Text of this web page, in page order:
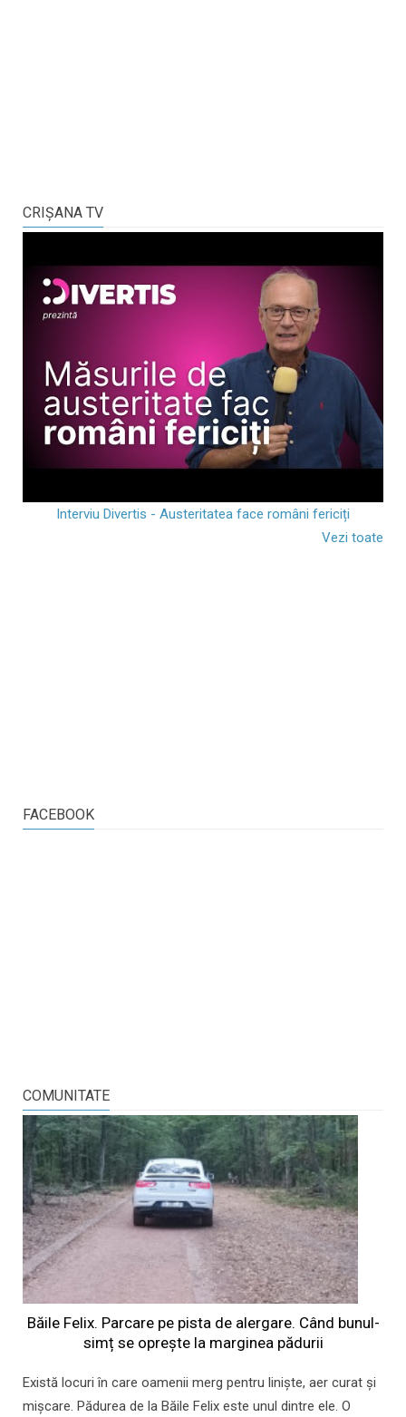
CRIŞANA TV
Interviu Divertis - Austeritatea face români fericiți
Vezi toate
FACEBOOK
COMUNITATE
Băile Felix. Parcare pe pista de alergare. Când bunul-
simț se oprește la marginea pădurii
Există locuri în care oamenii merg pentru liniște, aer curat și
mișcare. Pădurea de la Băile Felix este unul dintre ele. O